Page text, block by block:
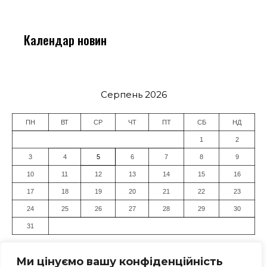
Ми цінуємо вашу конфіденційність
Календар новин
Серпень 2026
ПН ВТ СР ЧТ ПТ СБ НД
1 2
3 4 5 6 7 8 9
10 11 12 13 14 15 16
17 18 19 20 21 22 23
24 25 26 27 28 29 30
31